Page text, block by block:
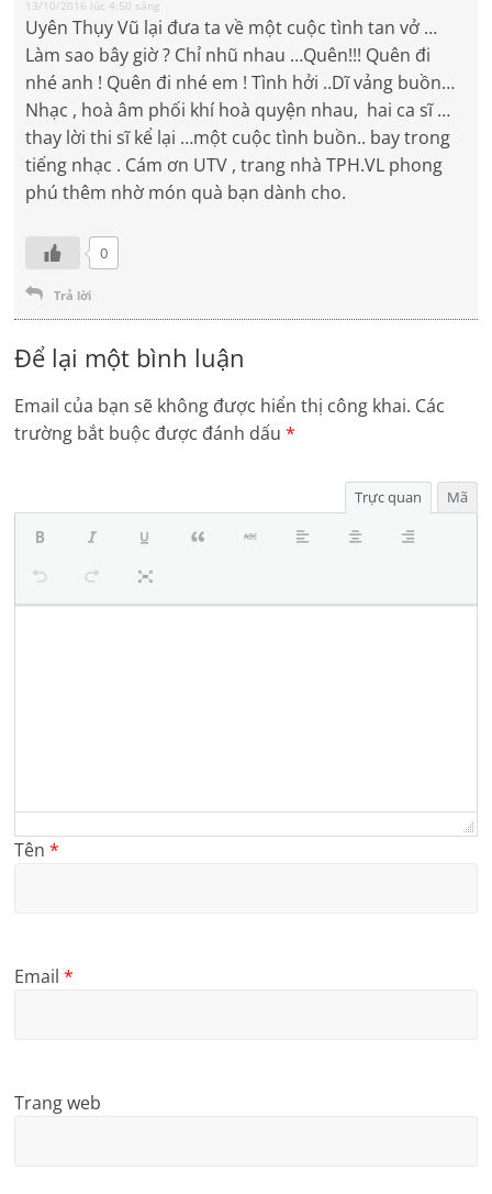
13/10/2016 lúc 4:50 sáng
Uyên Thụy Vũ lại đưa ta về một cuộc tình tan vở …
Làm sao bây giờ ? Chỉ nhũ nhau …Quên!!! Quên đi
nhé anh ! Quên đi nhé em ! Tình hởi ..Dĩ vảng buồn…
Nhạc , hoà âm phối khí hoà quyện nhau, hai ca sĩ …
thay lời thi sĩ kể lại …một cuộc tình buồn.. bay trong
tiếng nhạc . Cám ơn UTV , trang nhà TPH.VL phong
phú thêm nhờ món quà bạn dành cho.
0
Trả lời
Để lại một bình luận
Email của bạn sẽ không được hiển thị công khai. Các
trường bắt buộc được đánh dấu*
Trực quan Mã
Tên*
Email*
Trang web